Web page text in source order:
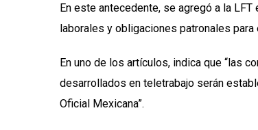
En este antecedente, se agregó a la
laborales y obligaciones patronales para
En uno de los artículos, indica que “las
desarrollados en teletrabajo serán
Oficial Mexicana”.